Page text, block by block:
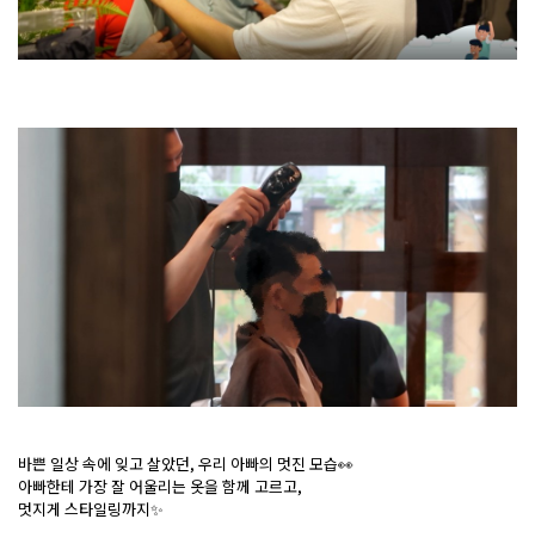
바쁜 일상 속에 잊고 살았던, 우리 아빠의 멋진 모습👀
아빠한테 가장 잘 어울리는 옷을 함께 고르고,
멋지게 스타일링까지✨